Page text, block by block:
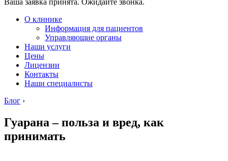
Ваша заявка принята. Ожидайте звонка.
О клинике
Информация для пациентов
Управляющие органы
Наши услуги
Цены
Лицензии
Контакты
Наши специалисты
Блог ›
Гуарана – польза и вред, как
принимать